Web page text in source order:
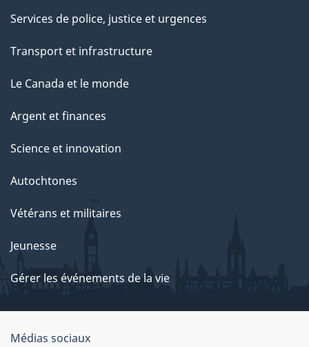
Services de police, justice et urgences
Transport et infrastructure
Le Canada et le monde
Argent et finances
Science et innovation
Autochtones
Vétérans et militaires
Jeunesse
Gérer les événements de la vie
Organisation
Médias sociaux